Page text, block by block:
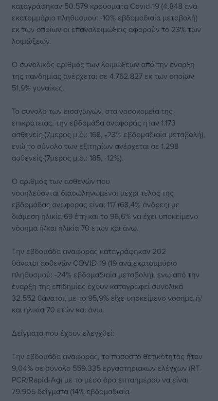
καταγράφηκαν 50.579 κρούσματα Covid-19 (4.848 ανά
εκατομμύριο πληθυσμού: -10% εβδομαδιαία μεταβολή)
εκ των οποίων οι επαναλοιμώξεις αφορούν το 23% των
λοιμώξεων.
Ο συνολικός αριθμός των λοιμώξεων από την έναρξη
της πανδημίας ανέρχεται σε 4.762.827 εκ των οποίων
51,9% γυναίκες.
Το σύνολο των εισαγωγών, στα νοσοκομεία της
επικράτειας, την εβδομάδα αναφοράς ήταν 1.173
ασθενείς (7μερος μ.ό.: 168, -23% εβδομαδιαία μεταβολή),
ενώ το σύνολο των εξιτηρίων ανέρχεται σε 1.298
ασθενείς (7μερος μ.ο.: 185, -12%).
Ο αριθμός των ασθενών που
νοσηλεύονται διασωληνωμένοι μέχρι τέλος της
εβδομάδας αναφοράς είναι 117 (68,4% άνδρες) με
διάμεση ηλικία 69 έτη και το 96,6% να έχει υποκείμενο
νόσημα ή/και ηλικία 70 ετών και άνω.
Την εβδομάδα αναφοράς καταγράφηκαν 202
θάνατοι ασθενών COVID-19 (19 ανά εκατομμύριο
πληθυσμού: -24% εβδομαδιαία μεταβολή), ενώ από την
έναρξη της επιδημίας έχουν καταγραφεί συνολικά
32.552 θάνατοι, με το 95,9% είχε υποκείμενο νόσημα ή/
και ηλικία 70 ετών και άνω.
Δείγματα που έχουν ελεγχθεί:
Την εβδομάδα αναφοράς, το ποσοστό θετικότητας ήταν
9,04% σε σύνολο 559.335 εργαστηριακών ελέγχων (RT-
PCR/Rapid-Ag) με το μέσο όρο επταημέρου να είναι
79.905 δείγματα (14% εβδομαδιαία